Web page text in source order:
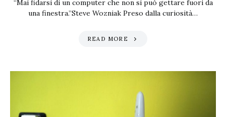
“Mai fidarsi di un computer che non si può gettare fuori da
una finestra.”Steve Wozniak Preso dalla curiosità…
READ MORE